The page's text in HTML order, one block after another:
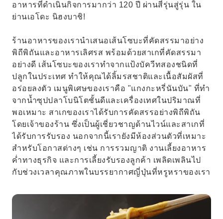
อาหารที่ดำเนินกิจการมากว่า 120 ปี ผ่านสี่รุ่นสู่รุ่น ใน
ย่านเอโดะ นิฮงบาชิ!
ร้านอาหารของเรานำเสนอเส้นโซบะที่คัดสรรมาอย่าง
พิถีพิถันและอาหารเลิศรส พร้อมด้วยสาเกที่คัดสรรมา
อย่างดี เส้นโซบะของเราทำจากแป้งบัควีทสองชนิดที่
ปลูกในประเทศ ทำให้คุณได้ลิ้มรสชาติและเนื้อสัมผัสที่
อร่อยลงตัว เมนูพิเศษของเราคือ "แกงกะหรี่นันบัน" ที่ทำ
จากน้ำซุปปลาโบนิโตชั้นดีและเครื่องเทศในปริมาณที่
พอเหมาะ สาเกของเราได้รับการคัดสรรอย่างพิถีพิถัน
โดยเจ้าของร้าน ซึ่งเป็นผู้เชี่ยวชาญด้านไวน์และสาเกที่
ได้รับการรับรอง นอกจากนี้เรายังมีห้องส่วนตัวที่เหมาะ
สำหรับโอกาสต่างๆ เช่น การรวมญาติ งานเลี้ยงอาหาร
ค่ำทางธุรกิจ และการเลี้ยงรับรองลูกค้า เพลิดเพลินไป
กับช่วงเวลาคุณภาพในบรรยากาศญี่ปุ่นที่หรูหราของเรา